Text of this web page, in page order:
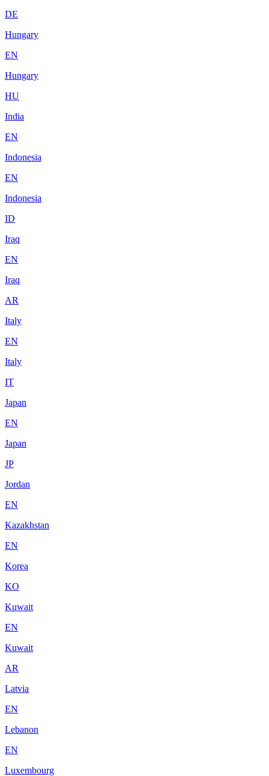
DE
Hungary
EN
Hungary
HU
India
EN
Indonesia
EN
Indonesia
ID
Iraq
EN
Iraq
AR
Italy
EN
Italy
IT
Japan
EN
Japan
JP
Jordan
EN
Kazakhstan
EN
Korea
KO
Kuwait
EN
Kuwait
AR
Latvia
EN
Lebanon
EN
Luxembourg